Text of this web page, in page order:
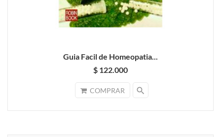
Guia Facil de Homeopatia...
$ 122.000
COMPRAR search